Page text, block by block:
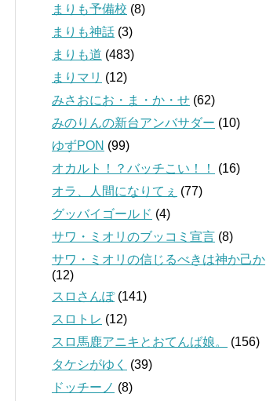
まりも予備校 (8)
まりも神話 (3)
まりも道 (483)
まりマリ (12)
みさおにお・ま・か・せ (62)
みのりんの新台アンバサダー (10)
ゆずPON (99)
オカルト！？バッチこい！！
(16)
オラ、人間になりてぇ (77)
グッバイゴールド (4)
サワ・ミオリのブッコミ宣言 (8)
サワ・ミオリの信じるべきは神か己か
(12)
スロさんぽ(141)
スロトレ (12)
スロ馬鹿アニキとおてんば娘。
(156)
タケシがゆく
(39)
ドッチーノ (8)